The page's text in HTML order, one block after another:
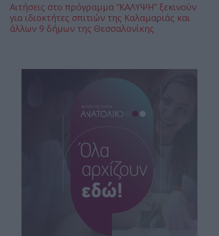
Αιτήσεις στο πρόγραμμα “ΚΑΛΥΨΗ” ξεκινούν
για ιδιοκτήτες σπιτιών της Καλαμαριάς και
άλλων 9 δήμων της Θεσσαλονίκης